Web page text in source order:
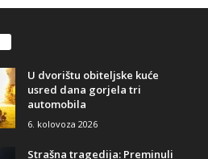
U dvorištu obiteljske kuće
usred dana gorjela tri
automobila
6. kolovoza 2026
Strašna tragedija: Preminuli